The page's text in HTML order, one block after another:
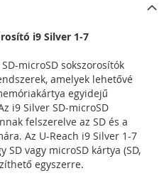
i9 Silver 1-7
microSD sokszorosítók
amelyek lehetővé
egyidejű
i9 Silver SD-microSD
felszerelve az SD és a
Az U-Reach i9 Silver 1-7
SD vagy microSD kártya (SD,
egyszerre.